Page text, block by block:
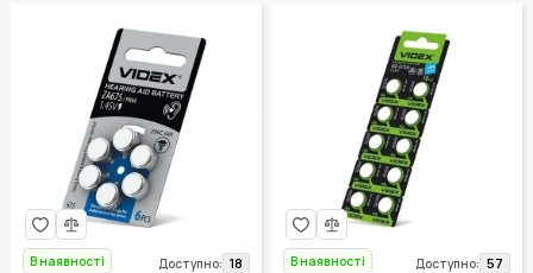
В наявності Доступно: 18 В наявності Доступно: 57